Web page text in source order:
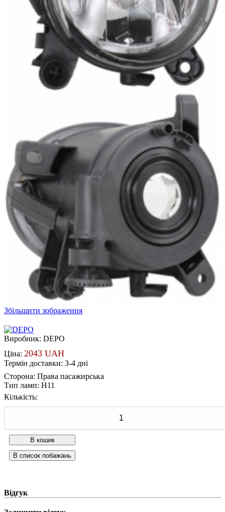
Збільшити зображення
Виробник: DEPO
Ціна: 2043 UAH
Термін доставки: 3-4 дні
Сторона: Права пасажирська
Тип ламп: H11
Кількість:
Відгук